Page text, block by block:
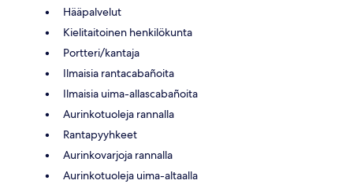
Hääpalvelut
Kielitaitoinen henkilökunta
Portteri/kantaja
Ilmaisia rantacabañoita
Ilmaisia uima-allascabañoita
Aurinkotuoleja rannalla
Rantapyyhkeet
Aurinkovarjoja rannalla
Aurinkotuoleja uima-altaalla